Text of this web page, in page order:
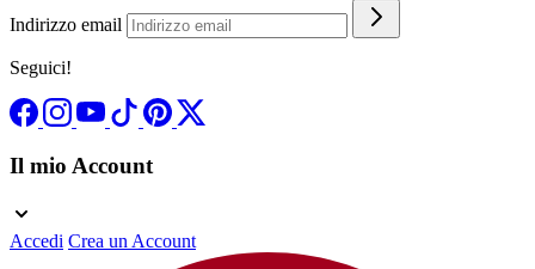
Indirizzo email
Seguici!
Il mio Account
Accedi Crea un Account